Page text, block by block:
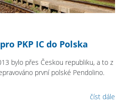
PKP IC do Polska
bylo přes Českou republiku, a to z
první polské Pendolino.
číst dále